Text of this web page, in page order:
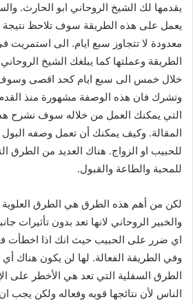
يقدمها لك الشيخ الروحاني ابو الحارث.
يعمل على هذه الطريقة سوف تلاحظ نتيجة
معدودة لا تتجاوز سبع ايام. الى استمريت
الطريقة وعملتها كما يبلغك الشيخ
خلال خمس الى سبع ايام كحد اقصى وسوف
وتشرك فان هذه الوصفة مشهورة منذ
التي يمكنك العمل من خلاله سوف نشرح
المقالة. وكيف يمكنك أن تعمل وصفه البول
للحبيب او الزواج. هناك العديد من الطرق
للمحبة والطاعة والقبول.
لكن من أهم هذه الطرق هي الطرق العلوية
والخبير الروحاني لانها تعد بدون تأثيرات
اي ضرر على الحبيب حيث انك اذا اخطأت
وفي الطريقة الفعالة. لها لن يكون
الطرق السفلية التي تعد هي الأخطر على
الناس لأن نتائجها قويه وفعاله ولكن يجب